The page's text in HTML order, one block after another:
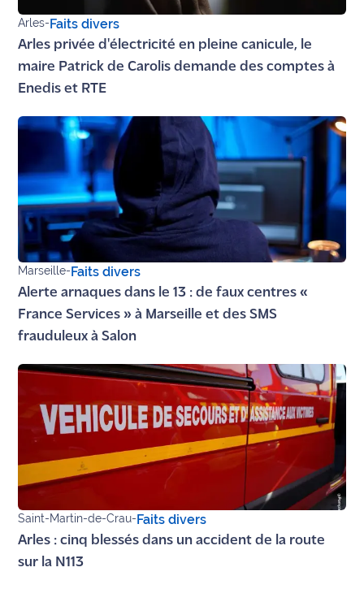
Ecouter
et voir
Maritima
sommes
nous ?
Devenir
annonceur
Recrutement
Mention
légales
générales
site maritima.fr
Archives
Arles-Faits divers
Arles privée d'électricité en pleine canicule, le
maire Patrick de Carolis demande des comptes à
Enedis et RTE
Marseille-Faits divers
Alerte arnaques dans le 13 : de faux centres «
France Services » à Marseille et des SMS
frauduleux à Salon
Saint-Martin-de-Crau-Faits divers
Arles : cinq blessés dans un accident de la route
sur la N113